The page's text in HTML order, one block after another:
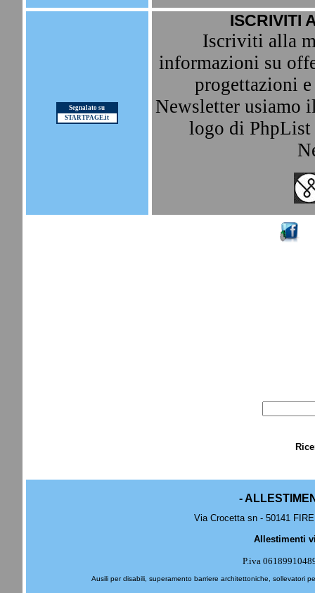
Segnalato su
STARTPAGE.it
ISCRIVITI
Iscriviti alla
informazioni su
progettazioni
Newsletter usiamo
logo di PhpList
-
Via Crocetta sn - 50141
Allestimenti
P.iva
Ausili per disabili, superamento barriere architettoniche, sollevatori